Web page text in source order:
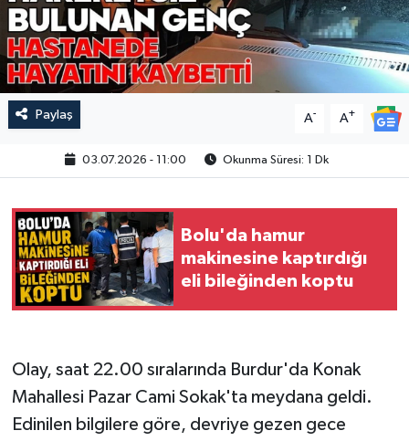
Paylaş A- A+
03.07.2026 - 11:00 Okunma Süresi: 1 Dk
Bolu'da hamur
makinesine kaptırdığı
eli bileğinden koptu
Olay, saat 22.00 sıralarında Burdur'da Konak
Mahallesi Pazar Cami Sokak'ta meydana geldi.
Edinilen bilgilere göre, devriye gezen gece